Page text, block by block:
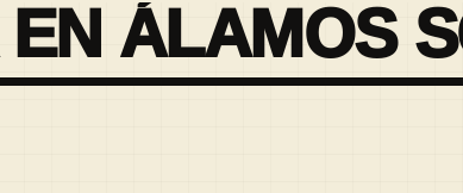
ÁLAMOS